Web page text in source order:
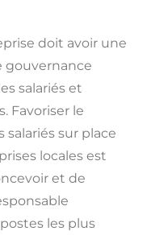
doit avoir une
gouvernance
salariés et
Favoriser le
sur place
locales est
et de
les plus